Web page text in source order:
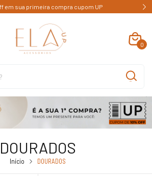
em sua primeira compra cupom UP
0
DOURADOS
Início DOURADOS